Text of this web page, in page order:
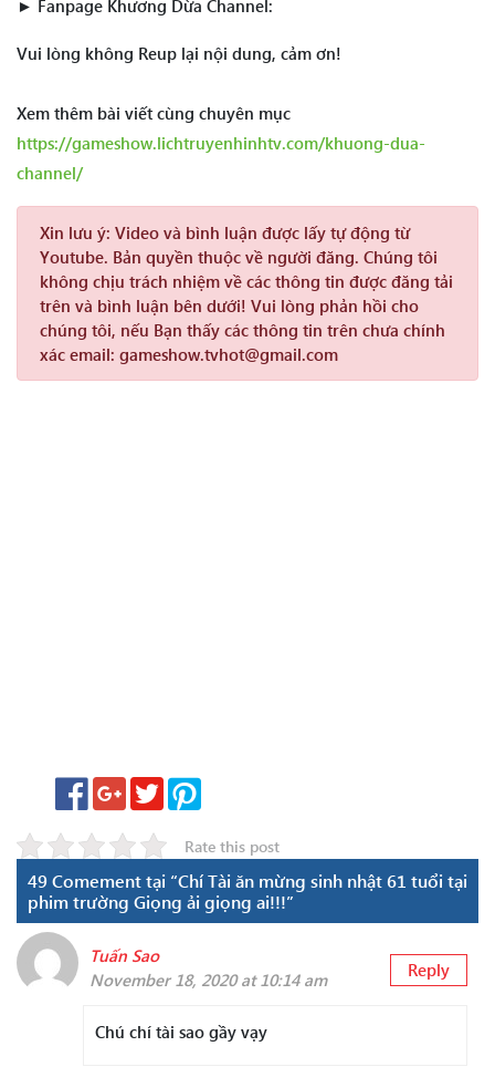
► Fanpage Khương Dừa Channel:
Vui lòng không Reup lại nội dung, cảm ơn!
Xem thêm bài viết cùng chuyên mục
https://gameshow.lichtruyenhinhtv.com/khuong-dua-
channel/
Xin lưu ý: Video và bình luận được lấy tự động từ
Youtube. Bản quyền thuộc về người đăng. Chúng tôi
không chịu trách nhiệm về các thông tin được đăng tải
trên và bình luận bên dưới! Vui lòng phản hồi cho
chúng tôi, nếu Bạn thấy các thông tin trên chưa chính
xác email: gameshow.tvhot@gmail.com
Rate this post
49 Comement tại “Chí Tài ăn mừng sinh nhật 61 tuổi tại
phim trường Giọng ải giọng ai!!!”
Tuấn Sao
November 18, 2020 at 10:14 am
Reply
Chú chí tài sao gầy vạy